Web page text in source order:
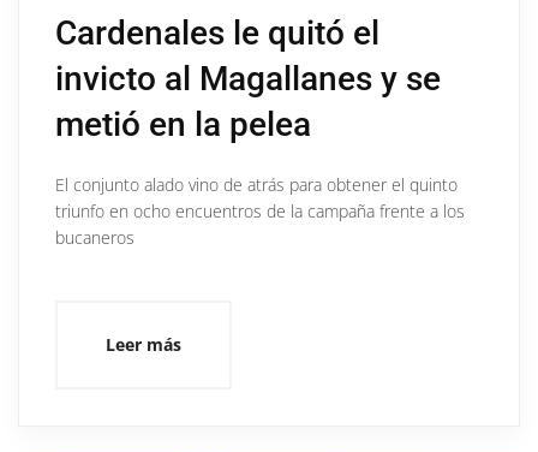
Cardenales le quitó el
invicto al Magallanes y se
metió en la pelea
El conjunto alado vino de atrás para obtener el quinto
triunfo en ocho encuentros de la campaña frente a los
bucaneros
Leer más